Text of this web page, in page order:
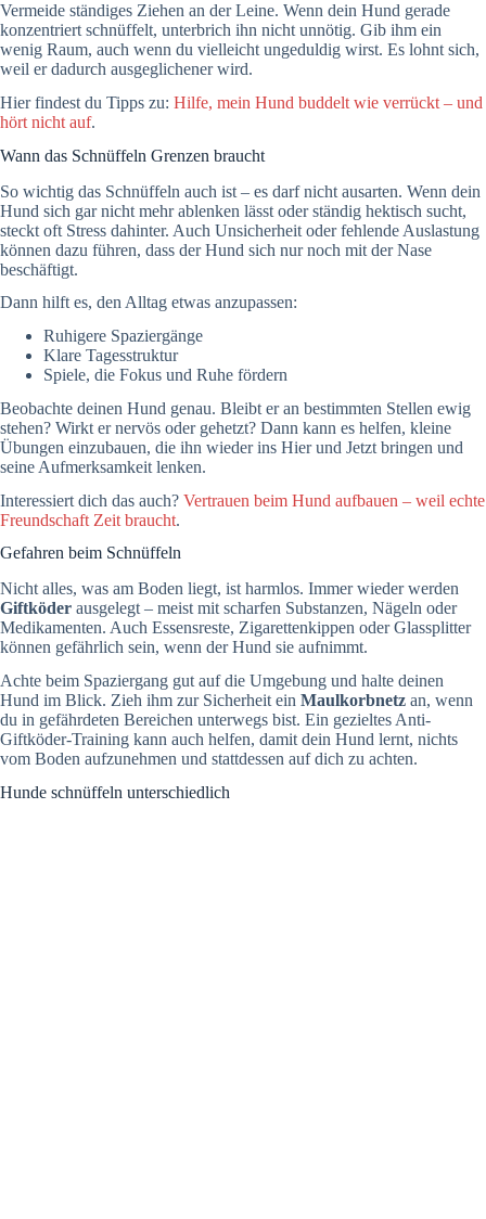
Vermeide ständiges Ziehen an der Leine. Wenn dein Hund gerade
konzentriert schnüffelt, unterbrich ihn nicht unnötig. Gib ihm ein
wenig Raum, auch wenn du vielleicht ungeduldig wirst. Es lohnt sich,
weil er dadurch ausgeglichener wird.
Hier findest du Tipps zu: Hilfe, mein Hund buddelt wie verrückt – und
hört nicht auf.
Wann das Schnüffeln Grenzen braucht
So wichtig das Schnüffeln auch ist – es darf nicht ausarten. Wenn dein
Hund sich gar nicht mehr ablenken lässt oder ständig hektisch sucht,
steckt oft Stress dahinter. Auch Unsicherheit oder fehlende Auslastung
können dazu führen, dass der Hund sich nur noch mit der Nase
beschäftigt.
Dann hilft es, den Alltag etwas anzupassen:
Ruhigere Spaziergänge
Klare Tagesstruktur
Spiele, die Fokus und Ruhe fördern
Beobachte deinen Hund genau. Bleibt er an bestimmten Stellen ewig
stehen? Wirkt er nervös oder gehetzt? Dann kann es helfen, kleine
Übungen einzubauen, die ihn wieder ins Hier und Jetzt bringen und
seine Aufmerksamkeit lenken.
Interessiert dich das auch? Vertrauen beim Hund aufbauen – weil echte
Freundschaft Zeit braucht.
Gefahren beim Schnüffeln
Nicht alles, was am Boden liegt, ist harmlos. Immer wieder werden
Giftköder ausgelegt – meist mit scharfen Substanzen, Nägeln oder
Medikamenten. Auch Essensreste, Zigarettenkippen oder Glassplitter
können gefährlich sein, wenn der Hund sie aufnimmt.
Achte beim Spaziergang gut auf die Umgebung und halte deinen
Hund im Blick. Zieh ihm zur Sicherheit ein Maulkorbnetz an, wenn
du in gefährdeten Bereichen unterwegs bist. Ein gezieltes Anti-
Giftköder-Training kann auch helfen, damit dein Hund lernt, nichts
vom Boden aufzunehmen und stattdessen auf dich zu achten.
Hunde schnüffeln unterschiedlich